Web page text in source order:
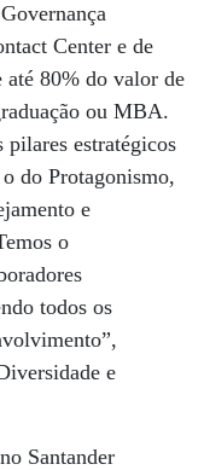
Center e de
até 80% do valor de
ou MBA.
pilares estratégicos
do Protagonismo,
e
o
todos os
e
Santander